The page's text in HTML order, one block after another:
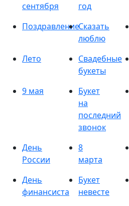
сентября
год
ПоздравлениеСказать
люблю
Лето
Свадебные
букеты
9 мая
Букет
на
последний
звонок
День
России
8
марта
День
финансиста
Букет
невесте